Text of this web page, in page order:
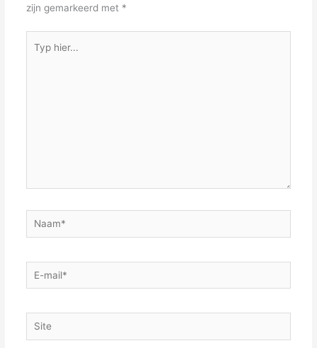
zijn gemarkeerd met *
hier...
Naam*
E-
mail*
Site